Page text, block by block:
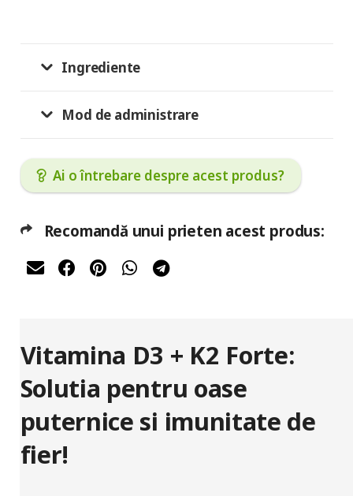
Ingrediente
Mod de administrare
Ai o întrebare despre acest produs?
Recomandă unui prieten acest produs:
Vitamina D3 + K2 Forte:
Solutia pentru oase
puternice si imunitate de
fier!